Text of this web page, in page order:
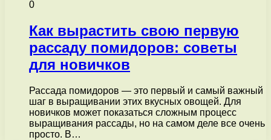
0
Как вырастить свою первую
рассаду помидоров: советы
для новичков
Рассада помидоров — это первый и самый важный
шаг в выращивании этих вкусных овощей. Для
новичков может показаться сложным процесс
выращивания рассады, но на самом деле все очень
просто. В…